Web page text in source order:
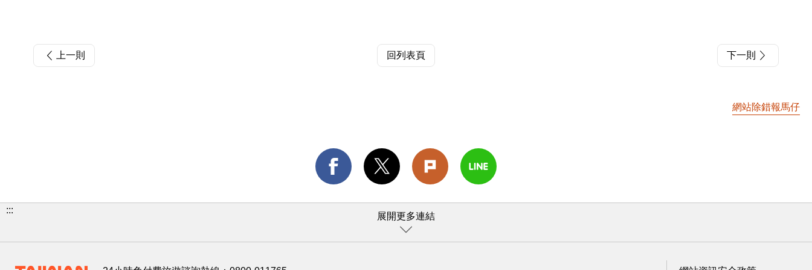
上一則 回列表頁 下一則
網站除錯報馬仔
:::
展開更多連結